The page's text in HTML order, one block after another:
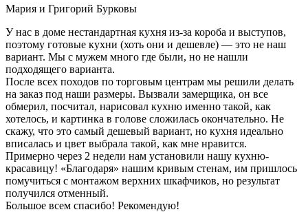
Мария и Григорий Бурковы
У нас в доме нестандартная кухня из-за короба и выступов,
поэтому готовые кухни (хоть они и дешевле) — это не наш
вариант. Мы с мужем много где были, но не нашли
подходящего варианта.
После всех походов по торговым центрам мы решили делать
на заказ под наши размеры. Вызвали замерщика, он все
обмерил, посчитал, нарисовал кухню именно такой, как
хотелось, и картинка в голове сложилась окончательно. Не
скажу, что это самый дешевый вариант, но кухня идеально
вписалась и цвет выбрала такой, как мне нравится.
Примерно через 2 недели нам установили нашу кухню-
красавицу! «Благодаря» нашим кривым стенам, им пришлось
помучиться с монтажом верхних шкафчиков, но результат
получился отменный.
Большое всем спасибо! Рекомендую!